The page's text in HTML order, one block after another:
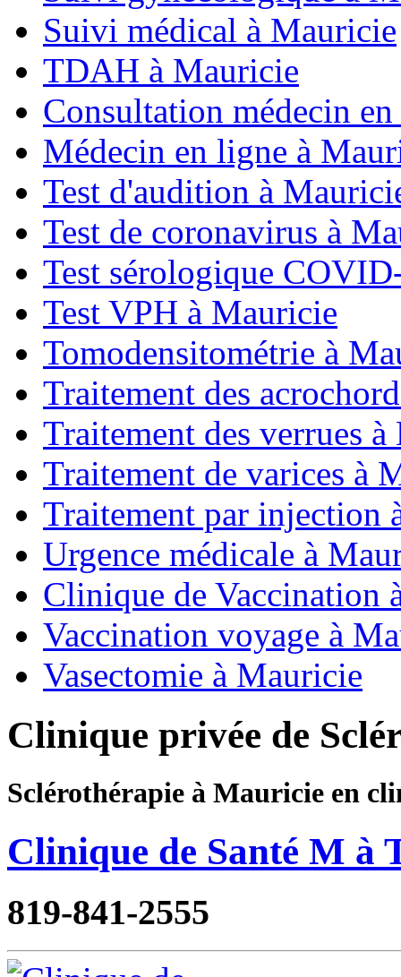
Suivi médical à Mauricie
TDAH à Mauricie
Consultation médecin
Médecin en ligne à
Test d'audition à
Test de coronavirus à
Test sérologique
Test VPH à Mauricie
Tomodensitométrie à
Traitement des
Traitement des verrues
Traitement de varices à
Traitement par injection
Urgence médicale à
Clinique de Vaccination
Vaccination voyage à
Vasectomie à Mauricie
Clinique privée de
Sclérothérapie à Mauricie en
Clinique de Santé M à
819-841-2555